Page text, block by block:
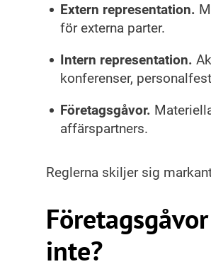
Extern representation.
för externa parter.
Intern representation.
konferenser,
Företagsgåvor.
affärspartners.
Reglerna skiljer sig
inte?